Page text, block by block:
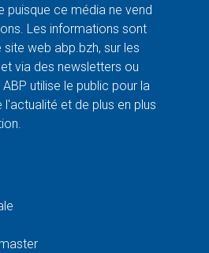
puisque ce média ne vend
Les informations sont
web abp.bzh, sur les
via des newsletters ou
utilise le public pour la
l'actualité et de plus en plus